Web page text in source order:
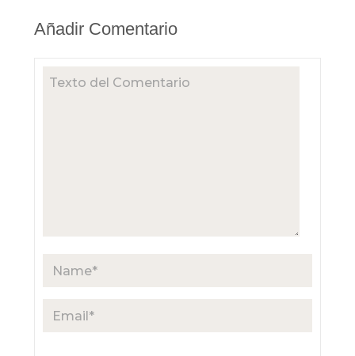
Añadir Comentario